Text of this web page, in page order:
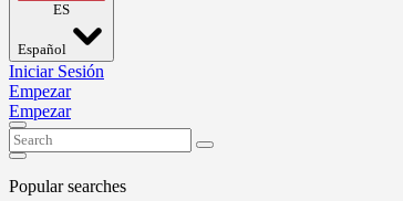
ES
Español
Iniciar Sesión
Empezar
Empezar
Popular searches